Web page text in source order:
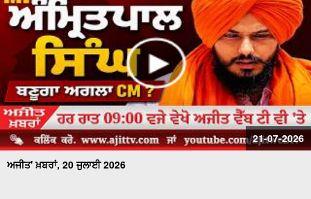
21-07-2026
ਅਜੀਤ' ਖ਼ਬਰਾਂ, 20 ਜੁਲਾਈ 2026